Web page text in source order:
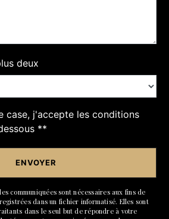
deux
case, j'accepte les conditions
**
ENVOYER
communiquées sont nécessaires aux fins de
dans un fichier informatisé. Elles sont
dans le seul but de répondre à votre